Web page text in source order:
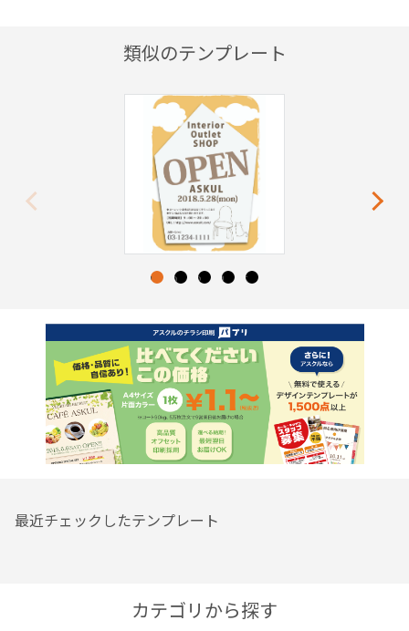
類似のテンプレート
Next
1 2 3 4 5
最近チェックしたテンプレート
カテゴリから探す